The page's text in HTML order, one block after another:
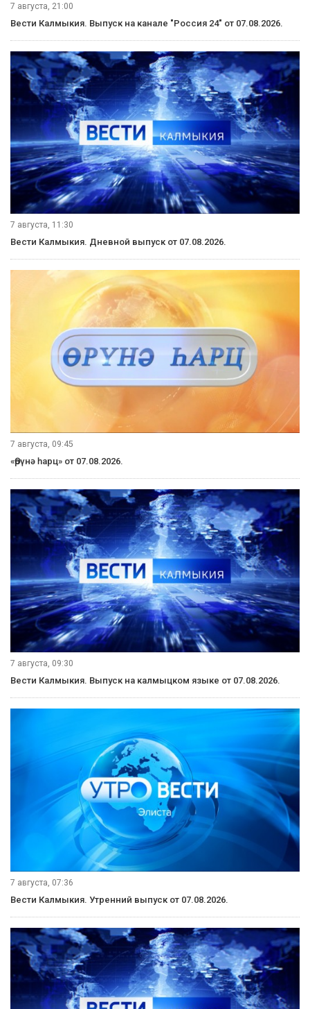
7 августа, 21:00
Вести Калмыкия. Выпуск на канале "Россия 24" от 07.08.2026.
7 августа, 11:30
Вести Калмыкия. Дневной выпуск от 07.08.2026.
7 августа, 09:45
«Өрүнә һарц» от 07.08.2026.
7 августа, 09:30
Вести Калмыкия. Выпуск на калмыцком языке от 07.08.2026.
7 августа, 07:36
Вести Калмыкия. Утренний выпуск от 07.08.2026.